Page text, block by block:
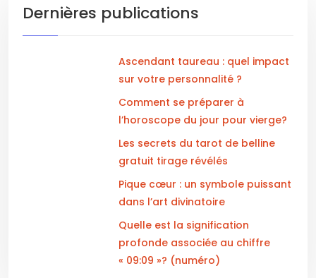
Dernières publications
Ascendant taureau : quel impact
sur votre personnalité ?
Comment se préparer à
l’horoscope du jour pour vierge?
Les secrets du tarot de belline
gratuit tirage révélés
Pique cœur : un symbole puissant
dans l’art divinatoire
Quelle est la signification
profonde associée au chiffre
« 09:09 »? (numéro)